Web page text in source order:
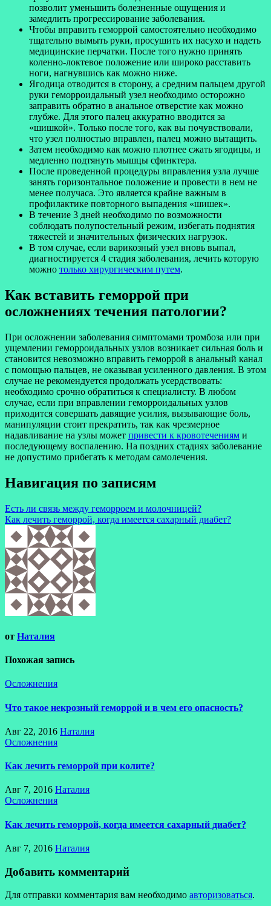
позволит уменьшить болезненные ощущения и
замедлить прогрессирование заболевания.
Чтобы вправить геморрой самостоятельно необходимо
тщательно вымыть руки, просушить их насухо и надеть
медицинские перчатки. После того нужно принять
коленно-локтевое положение или широко расставить
ноги, нагнувшись как можно ниже.
Ягодица отводится в сторону, а средним пальцем другой
руки геморроидальный узел необходимо осторожно
заправить обратно в анальное отверстие как можно
глубже. Для этого палец аккуратно вводится за
«шишкой». Только после того, как вы почувствовали,
что узел полностью вправлен, палец можно вытащить.
Затем необходимо как можно плотнее сжать ягодицы, и
медленно подтянуть мышцы сфинктера.
После проведенной процедуры вправления узла лучше
занять горизонтальное положение и провести в нем не
менее получаса. Это является крайне важным в
профилактике повторного выпадения «шишек».
В течение 3 дней необходимо по возможности
соблюдать полупостельный режим, избегать поднятия
тяжестей и значительных физических нагрузок.
В том случае, если варикозный узел вновь выпал,
диагностируется 4 стадия заболевания, лечить которую
можно только хирургическим путем.
Как вставить геморрой при
осложнениях течения патологии?
При осложнении заболевания симптомами тромбоза или при
ущемлении геморроидальных узлов возникает сильная боль и
становится невозможно вправить геморрой в анальный канал
с помощью пальцев, не оказывая усиленного давления. В этом
случае не рекомендуется продолжать усердствовать:
необходимо срочно обратиться к специалисту. В любом
случае, если при вправлении геморроидальных узлов
приходится совершать давящие усилия, вызывающие боль,
манипуляции стоит прекратить, так как чрезмерное
надавливание на узлы может привести к кровотечениям и
последующему воспалению. На поздних стадиях заболевание
не допустимо прибегать к методам самолечения.
Навигация по записям
Есть ли связь между геморроем и молочницей?
Как лечить геморрой, когда имеется сахарный диабет?
от Наталия
Похожая запись
Осложнения
Что такое некрозный геморрой и в чем его опасность?
Авг 22, 2016 Наталия
Осложнения
Как лечить геморрой при колите?
Авг 7, 2016 Наталия
Осложнения
Как лечить геморрой, когда имеется сахарный диабет?
Авг 7, 2016 Наталия
Добавить комментарий
Для отправки комментария вам необходимо авторизоваться.